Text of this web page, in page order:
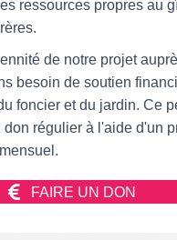
ressources propres au
de notre projet
besoin de soutien
foncier et du jardin. Ce
régulier à l'aide d'un
FAIRE UN DON